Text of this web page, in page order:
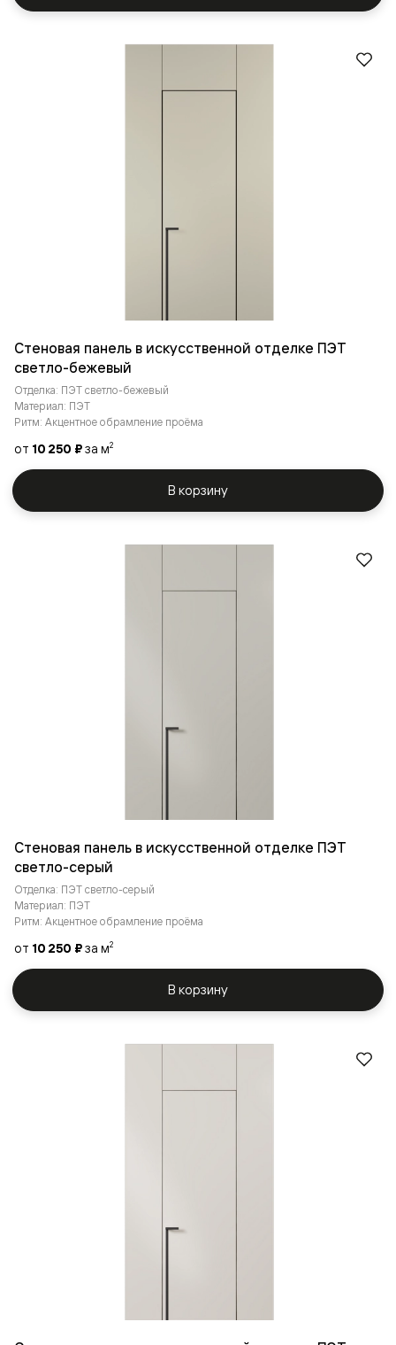
Стеновая панель в искусственной отделке ПЭТ
светло-бежевый
Отделка: ПЭТ светло-бежевый
Материал: ПЭТ
Ритм: Акцентное обрамление проёма
от 10 250 ₽за м2
В корзину
Стеновая панель в искусственной отделке ПЭТ
светло-серый
Отделка: ПЭТ светло-серый
Материал: ПЭТ
Ритм: Акцентное обрамление проёма
от 10 250 ₽за м2
В корзину